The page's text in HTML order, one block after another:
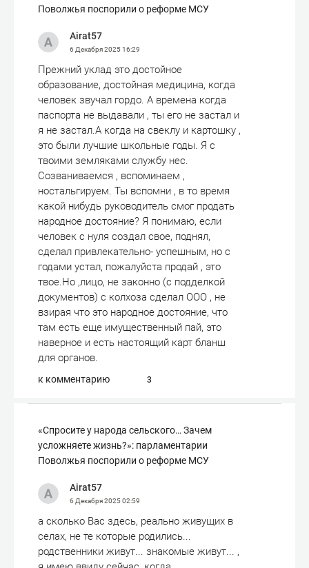
Поволжья поспорили о реформе МСУ
Airat57
6 Декабря 202516:29
Прежний уклад это достойное
образование, достойная медицина, когда
человек звучал гордо. А времена когда
паспорта не выдавали , ты его не застал и
я не застал.А когда на свеклу и картошку ,
это были лучшие школьные годы. Я с
твоими земляками службу нес.
Созваниваемся , вспоминаем ,
ностальгируем. Ты вспомни , в то время
какой нибудь руководитель смог продать
народное достояние? Я понимаю, если
человек с нуля создал свое, поднял,
сделал привлекательно- успешным, но с
годами устал, пожалуйста продай , это
твое.Но ,лицо, не законно (с подделкой
документов) с колхоза сделал ООО , не
взирая что это народное достояние, что
там есть еще имущественный пай, это
наверное и есть настоящий карт бланш
для органов.
к комментарию 3
«Спросите у народа сельского… Зачем
усложняете жизнь?»: парламентарии
Поволжья поспорили о реформе МСУ
Airat57
6 Декабря 202502:59
а сколько Вас здесь, реально живущих в
селах, не те которые родились...
родственники живут... знакомые живут... ,